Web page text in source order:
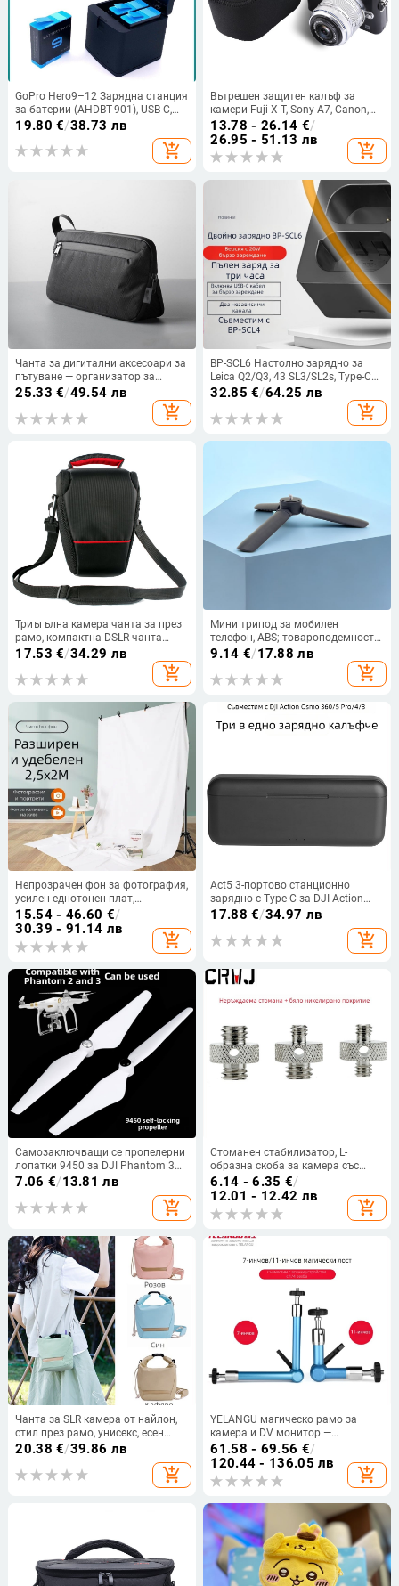
GoPro Hero9–12 Зарядна станция
за батерии (AHDBT-901), USB-C,
три зарядни канала
19.80 €/38.73 лв
add_shopping_cart
Вътрешен защитен калъф за
камери Fuji X-T, Sony A7, Canon,
Nikon, Olympus, Panasonic и
Pentax
13.78 - 26.14 €/
26.95 - 51.13 лв
add_shopping_cart
Чанта за дигитални аксесоари за
пътуване — организатор за
кабели и зарядни, водоустойчива
камера чанта, изработена от
Oxford плат, персонализирана
25.33 €/49.54 лв
add_shopping_cart
BP-SCL6 Настолно зарядно за
Leica Q2/Q3, 43 SL3/SL2s, Type-C
порт
32.85 €/64.25 лв
add_shopping_cart
Триъгълна камера чанта за през
рамо, компактна DSLR чанта
Canon и Nikon
17.53 €/34.29 лв
add_shopping_cart
Мини трипод за мобилен
телефон, ABS; товароподемност 3
кг; работна височина 42 мм;
диаметър на тръбата 28 мм;
тегло 75 г
9.14 €/17.88 лв
add_shopping_cart
Непрозрачен фон за фотография,
усилен еднотонен плат,
подходящ за портрети и
натюрморти, фон за лайв
стрийм.
15.54 - 46.60 €/
30.39 - 91.14 лв
add_shopping_cart
Act5 3-портово станционно
зарядно с Type-C за DJI Action
3/4/5 Pro/6 Osmo Action батерии
17.88 €/34.97 лв
add_shopping_cart
Самозаключващи се пропелерни
лопатки 9450 за DJI Phantom 3
A/P/SE
7.06 €/13.81 лв
add_shopping_cart
Стоманен стабилизатор, L-
образна скоба за камера със
двойни глави и винтове за
статив 1/4-инчов и 3/8-инчов
6.14 - 6.35 €/
12.01 - 12.42 лв
add_shopping_cart
Чанта за SLR камера от найлон,
стил през рамо, унисекс, есен
2024
20.38 €/39.86 лв
add_shopping_cart
YELANGU магическо рамо за
камера и DV монитор —
универсална скоба за LCD екран,
алуминиева сплав, максимално
натоварване 2–5 кг, модел A75
61.58 - 69.56 €/
120.44 - 136.05 лв
add_shopping_cart